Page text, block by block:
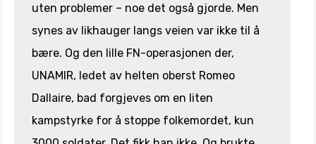
uten problemer – noe det også gjorde. Men
synes av likhauger langs veien var ikke til å
bære. Og den lille FN-operasjonen der,
UNAMIR, ledet av helten oberst Romeo
Dallaire, bad forgjeves om en liten
kampstyrke for å stoppe folkemordet, kun